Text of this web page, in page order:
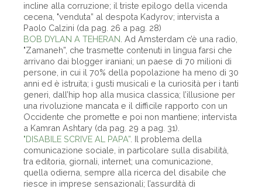
incline alla corruzione; il triste epilogo della vicenda
cecena, "venduta” al despota Kadyrov; intervista a
Paolo Calzini (da pag. 26 a pag. 28)
BOB DYLAN A TEHERAN . Ad Amsterdam c’è una radio,
"Zamaneh”, che trasmette contenuti in lingua farsi che
arrivano dai blogger iraniani; un paese di 70 milioni di
persone, in cui il 70% della popolazione ha meno di 30
anni ed è istruita; i gusti musicali e la curiosità per i tanti
generi, dall’hip hop alla musica classica; l’illusione per
una rivoluzione mancata e il difficile rapporto con un
Occidente che promette e poi non mantiene; intervista
a Kamran Ashtary (da pag. 29 a pag. 31).
"DISABILE SCRIVE AL PAPA” . Il problema della
comunicazione sociale, in particolare sulla disabilità,
tra editoria, giornali, internet; una comunicazione,
quella odierna, sempre alla ricerca del disabile che
riesce in imprese sensazionali; l’assurdità di